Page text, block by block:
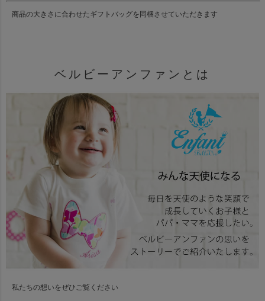
商品の大きさに合わせたギフトバッグを同梱させていただきます
ベルビーアンファンとは
私たちの想いをぜひご覧ください